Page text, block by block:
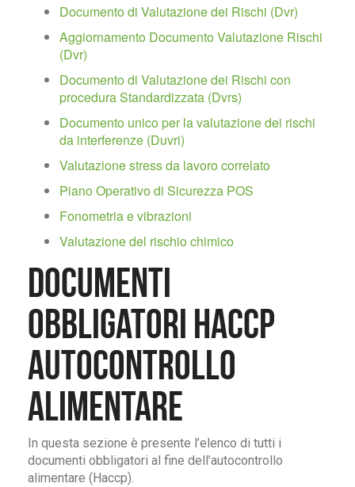
Documento di Valutazione dei Rischi (Dvr)
Aggiornamento Documento Valutazione Rischi
(Dvr)
Documento di Valutazione dei Rischi con
procedura Standardizzata (Dvrs)
Documento unico per la valutazione dei rischi
da interferenze (Duvri)
Valutazione stress da lavoro correlato
Piano Operativo di Sicurezza POS
Fonometria e vibrazioni
Valutazione del rischio chimico
Documenti
obbligatori Haccp
Autocontrollo
Alimentare
In questa sezione è presente l’elenco di tutti i
documenti obbligatori al fine dell’autocontrollo
alimentare (Haccp).